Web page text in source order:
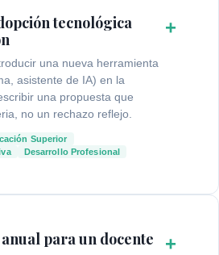
tecnológica
una nueva herramienta
asistente de IA) en la
una propuesta que
no un rechazo reflejo.
Superior
Desarrollo Profesional
+
para un docente +